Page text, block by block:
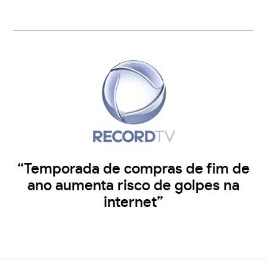
“Temporada de compras de fim de
ano aumenta risco de golpes na
internet”